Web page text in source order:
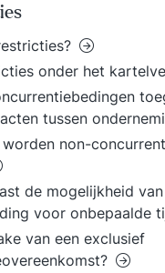
onder het
tussen
non-
de mogelijkheid
voor onbepaalde
van een exclusief